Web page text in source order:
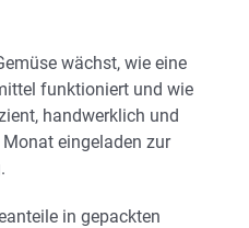
wächst, wie eine
funktioniert und wie
handwerklich und
eingeladen zur
in gepackten